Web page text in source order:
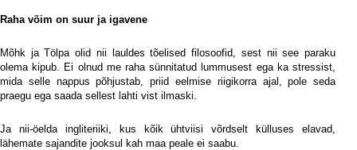
Raha võim on suur ja igavene
Mõhk ja Tölpa olid nii lauldes tõelised filosoofid, sest nii see paraku
olema kipub. Ei olnud me raha sünnitatud lummusest ega ka stressist,
mida selle nappus põhjustab, priid eelmise riigikorra ajal, pole seda
praegu ega saada sellest lahti vist ilmaski.
Ja nii-öelda ingliteriiki, kus kõik ühtviisi võrdselt külluses elavad,
lähemate sajandite jooksul kah maa peale ei saabu.